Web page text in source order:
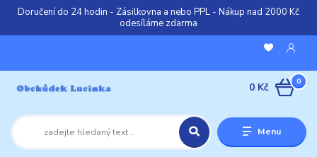
Doručení do 24 hodin - Zásilkovna a nebo PPL - Nákup nad 2000 Kč
odesíláme zdarma
Menu
0
0 Kč